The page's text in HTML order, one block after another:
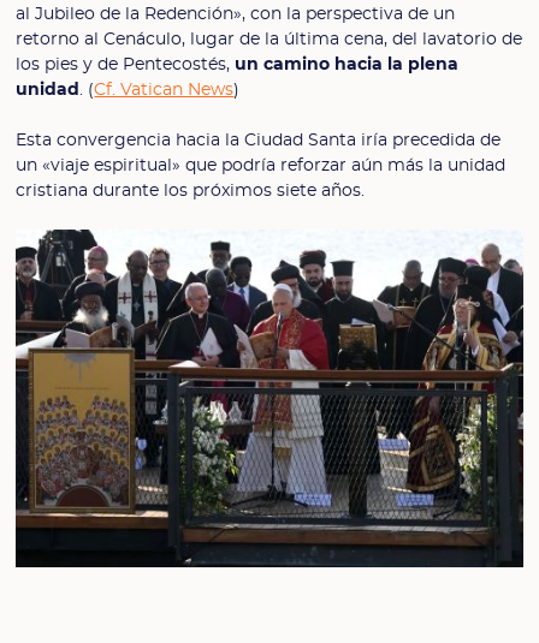
al Jubileo de la Redención», con la perspectiva de un
retorno al Cenáculo, lugar de la última cena, del lavatorio de
los pies y de Pentecostés, un camino hacia la plena
unidad
. (Cf. Vatican News)
Esta convergencia hacia la Ciudad Santa iría precedida de
un «viaje espiritual» que podría reforzar aún más la unidad
cristiana durante los próximos siete años.